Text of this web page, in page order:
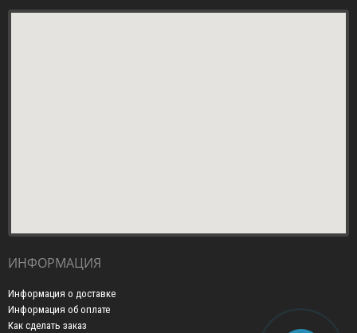
ИНФОРМАЦИЯ
Информация о доставке
Информация об оплате
Как сделать заказ